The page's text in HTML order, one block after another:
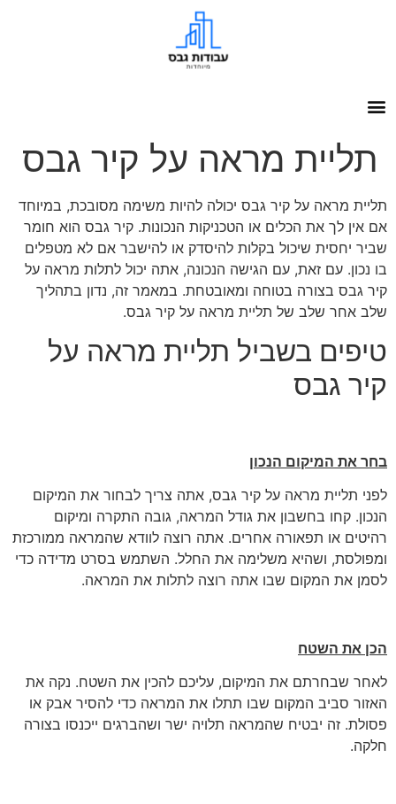
תליית מראה על קיר גבס
תליית מראה על קיר גבס יכולה להיות משימה מסובכת, במיוחד
אם אין לך את הכלים או הטכניקות הנכונות. קיר גבס הוא חומר
שביר יחסית שיכול בקלות להיסדק או להישבר אם לא מטפלים
בו נכון. עם זאת, עם הגישה הנכונה, אתה יכול לתלות מראה על
קיר גבס בצורה בטוחה ומאובטחת. במאמר זה, נדון בתהליך
שלב אחר שלב של תליית מראה על קיר גבס.
טיפים בשביל תליית מראה על
קיר גבס
בחר את המיקום הנכון
לפני תליית מראה על קיר גבס, אתה צריך לבחור את המיקום
הנכון. קחו בחשבון את גודל המראה, גובה התקרה ומיקום
רהיטים או תפאורה אחרים. אתה רוצה לוודא שהמראה ממורכזת
ומפולסת, ושהיא משלימה את החלל. השתמש בסרט מדידה כדי
לסמן את המקום שבו אתה רוצה לתלות את המראה.
הכן את השטח
לאחר שבחרתם את המיקום, עליכם להכין את השטח. נקה את
האזור סביב המקום שבו תתלו את המראה כדי להסיר אבק או
פסולת. זה יבטיח שהמראה תלויה ישר ושהברגים ייכנסו בצורה
חלקה.